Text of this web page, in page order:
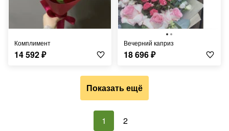
Комплимент
14 592₽
Вечерний каприз
18 696₽
Показать ещё
1 2